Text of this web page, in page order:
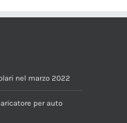
nel marzo 2022
per auto